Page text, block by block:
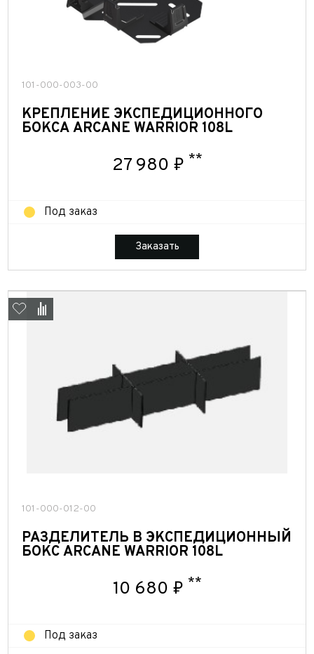
101-000-003-00
КРЕПЛЕНИЕ ЭКСПЕДИЦИОННОГО
БОКСА ARCANE WARRIOR 108L
27 980 ₽ **
Под заказ
Заказать
101-000-012-00
РАЗДЕЛИТЕЛЬ В ЭКСПЕДИЦИОННЫЙ
БОКС ARCANE WARRIOR 108L
10 680 ₽ **
Под заказ
Отправить
персональных данных
Отправить